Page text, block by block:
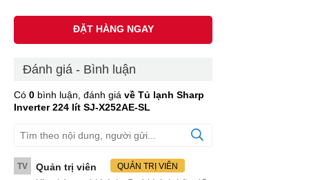
ĐẶT HÀNG NGAY
Đánh giá - Bình luận
Có 0 bình luận, đánh giá về Tủ lạnh Sharp
Inverter 224 lít SJ-X252AE-SL
TV Quản trị viên QUẢN TRỊ VIÊN